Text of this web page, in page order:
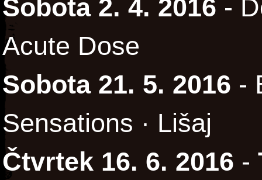
Sobota 2. 4. 2016 -
Acute Dose
Sobota 21. 5. 2016 -
Sensations · Lišaj
Čtvrtek 16. 6. 2016 -